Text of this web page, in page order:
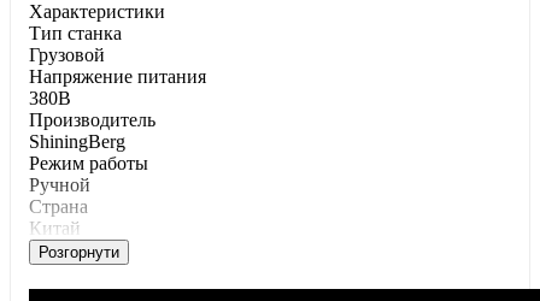
Характеристики
Тип станка
Грузовой
Напряжение питания
380В
Производитель
ShiningBerg
Режим работы
Ручной
Страна
Китай
Розгорнути